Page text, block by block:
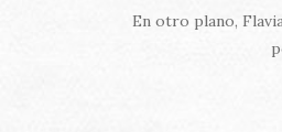
En otro plano,